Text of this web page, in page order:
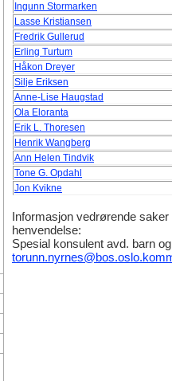
Ingunn Stormarken
Lasse Kristiansen
Fredrik Gullerud
Erling Turtum
Håkon Dreyer
Silje Eriksen
Anne-Lise Haugstad
Ola Eloranta
Erik L. Thoresen
Henrik Wangberg
Ann Helen Tindvik
Tone G. Opdahl
Jon Kvikne
Informasjon vedrørende
henvendelse:
Spesial konsulent avd. barn